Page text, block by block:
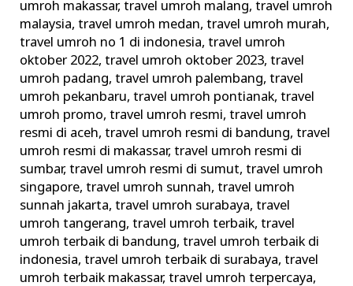
umroh makassar,travel umroh malang,travel umroh
malaysia,travel umroh medan,travel umroh murah,
travel umroh no 1 di indonesia,travel umroh
oktober 2022,travel umroh oktober 2023,travel
umroh padang,travel umroh palembang,travel
umroh pekanbaru,travel umroh pontianak,travel
umroh promo,travel umroh resmi,travel umroh
resmi di aceh,travel umroh resmi di bandung,travel
umroh resmi di makassar,travel umroh resmi di
sumbar,travel umroh resmi di sumut,travel umroh
singapore,travel umroh sunnah,travel umroh
sunnah jakarta,travel umroh surabaya,travel
umroh tangerang,travel umroh terbaik,travel
umroh terbaik di bandung,travel umroh terbaik di
indonesia,travel umroh terbaik di surabaya,travel
umroh terbaik makassar,travel umroh terpercaya,